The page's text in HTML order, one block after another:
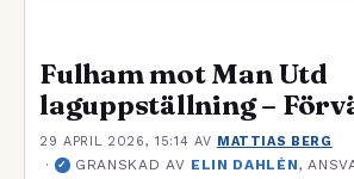
Fulham mot Man Utd
laguppställning –
29 APRIL 2026, 15:14 AV MATTIAS BERG
· ✓ GRANSKAD AV ELIN DAHLÉN,